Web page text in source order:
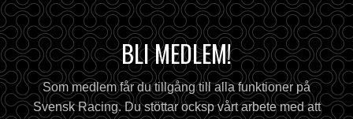
BLI MEDLEM!
Som medlem får du tillgång till alla funktioner på
Svensk Racing. Du stöttar ocksp vårt arbete med att